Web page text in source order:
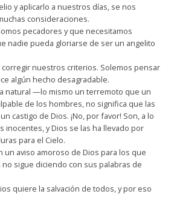
y aplicarlo a nuestros días, se nos
consideraciones.
pecadores y que necesitamos
nadie pueda gloriarse de ser un angelito
corregir nuestros criterios. Solemos pensar
algún hecho desagradable.
natural —lo mismo un terremoto que un
de los hombres, no significa que las
castigo de Dios. ¡No, por favor! Son, a lo
inocentes, y Dios se las ha llevado por
para el Cielo.
un aviso amoroso de Dios para los que
sigue diciendo con sus palabras de
quiere la salvación de todos, y por eso